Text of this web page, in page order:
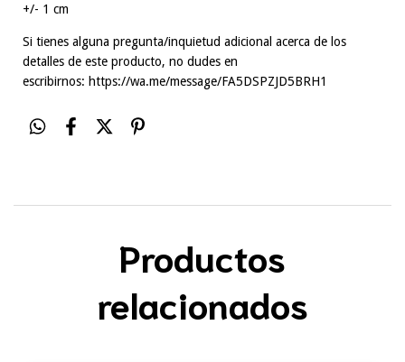
+/- 1 cm
Si tienes alguna pregunta/inquietud adicional acerca de los
detalles de este producto, no dudes en
escribirnos: https://wa.me/message/FA5DSPZJD5BRH1
Productos
relacionados